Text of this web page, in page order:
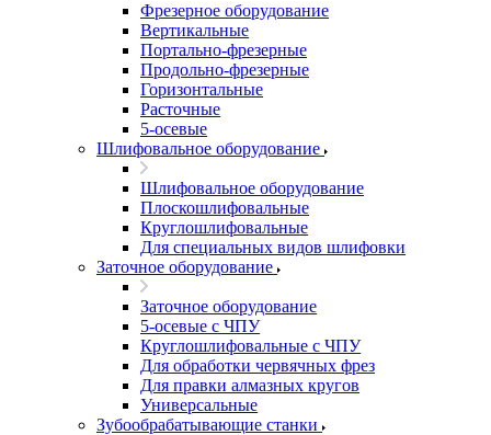
Фрезерное оборудование
Вертикальные
Портально-фрезерные
Продольно-фрезерные
Горизонтальные
Расточные
5-осевые
Шлифовальное оборудование
Шлифовальное оборудование
Плоскошлифовальные
Круглошлифовальные
Для специальных видов шлифовки
Заточное оборудование
Заточное оборудование
5-осевые с ЧПУ
Круглошлифовальные с ЧПУ
Для обработки червячных фрез
Для правки алмазных кругов
Универсальные
Зубообрабатывающие станки